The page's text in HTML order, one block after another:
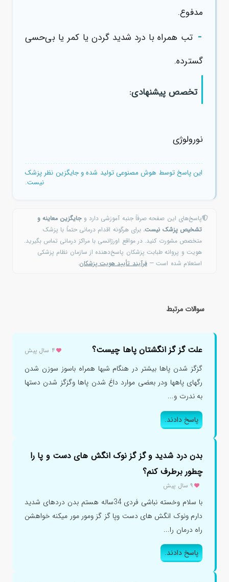
مدفوع.
- تب همراه با درد شدید گردن یا کمر یا بی‌حسی
گسترده.
تخصص پیشنهادی:
نورولوژی
این پاسخ توسط هوش مصنوعی تولید شده و جایگزین نظر پزشک
نیست.
پاسخ‌های این صفحه صرفاً جنبه آموزشی دارد وجایگزین معاینه و
تشخیص پزشک نیست. برای هرگونه اقدام درمانی حتماً با پزشک
متخصص مشورت کنید. در مواقع اورژانسی با مراکز درمانی تماس بگیرید.
هویت و پروانه طبابت پزشکان پاسخ‌دهنده از سازمان نظام پزشکی
استعلام شده است —فرآیند تأیید هویت پزشکان.
سوالات مرتبط
علت گز گز انگشتان پاها چیست؟ ۴ سال پیش
گزگز شدن پاها بیشتر در هنگام شبها همراه باسوز سوزن شدن
رگهای پاهها ودر بعضی موارد داغ شدن پاها وگزگز شدن دستها
به ندرت و...
پاسخ دادند.
بدن درد شدید و گز گز نوک انگش های دست و پا را
چطور برطرف کنم؟
۹ سال پیش
با سلام وخسته نباشی فردی 34ساله هستم بدن دردهای شدید
دارم ونوک انگش های دست وپا گز گز ومور مور میکنه خواهشن
راه درمان را...
پاسخ دادند.